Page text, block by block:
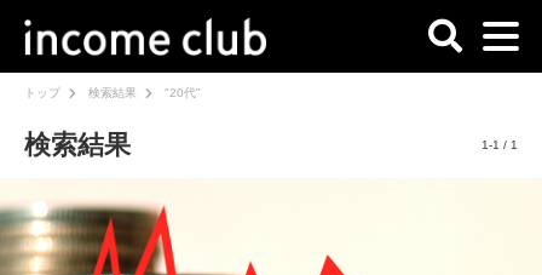
トップ 検索結果 "20代"
検索結果 1-1 / 1